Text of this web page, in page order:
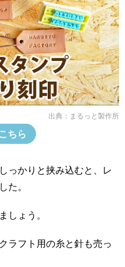
出典： まるっと製作所
ちら
っかりと挟み込むと、レ
。
しょう。
ラフト用の糸と針も売っ